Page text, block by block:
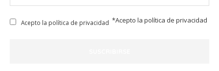
Acepto la política de privacidad *Acepto la política de privacidad